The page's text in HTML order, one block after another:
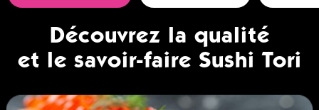
Découvrez la qualité
et le savoir-faire Sushi Tori